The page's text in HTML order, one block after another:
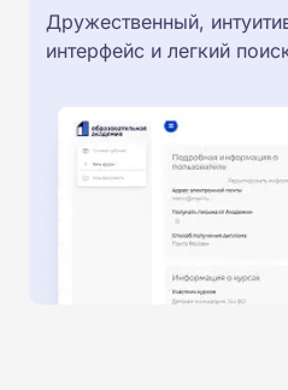
Дружественный,
интерфейс и легкий